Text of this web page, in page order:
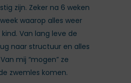
zijn. Zeker na 6 weken
waarop alles weer
Van lang leve de
naar structuur en alles
mij “mogen” ze
zwemles komen.